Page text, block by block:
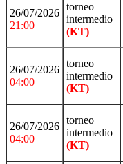
26/07/2026
21:00
torneo
intermedio
(KT)
26/07/2026
04:00
torneo
intermedio
(KT)
26/07/2026
04:00
torneo
intermedio
(KT)